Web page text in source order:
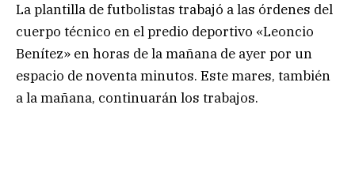
La plantilla de futbolistas trabajó a las órdenes del
cuerpo técnico en el predio deportivo «Leoncio
Benítez» en horas de la mañana de ayer por un
espacio de noventa minutos. Este mares, también
a la mañana, continuarán los trabajos.